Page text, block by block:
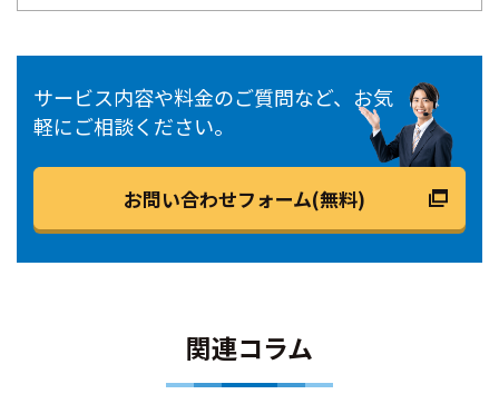
サービス内容や料金のご質問など、お気
軽にご相談ください。
お問い合わせフォーム(無料)
関連コラム